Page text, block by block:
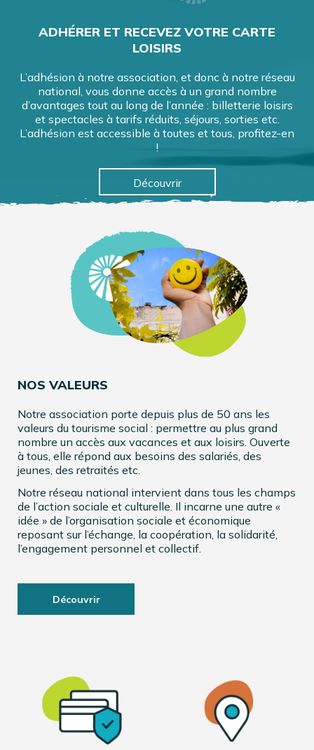
ADHÉRER ET RECEVEZ VOTRE CARTE
LOISIRS
L’adhésion à notre association, et donc à notre réseau
national, vous donne accès à un grand nombre
d’avantages tout au long de l’année : billetterie loisirs
et spectacles à tarifs réduits, séjours, sorties etc.
L’adhésion est accessible à toutes et tous, profitez-en
!
Découvrir
NOS VALEURS
Notre association porte depuis plus de 50 ans les
valeurs du tourisme social : permettre au plus grand
nombre un accès aux vacances et aux loisirs. Ouverte
à tous, elle répond aux besoins des salariés, des
jeunes, des retraités etc.
Notre réseau national intervient dans tous les champs
de l’action sociale et culturelle. Il incarne une autre «
idée » de l’organisation sociale et économique
reposant sur l’échange, la coopération, la solidarité,
l’engagement personnel et collectif.
Découvrir